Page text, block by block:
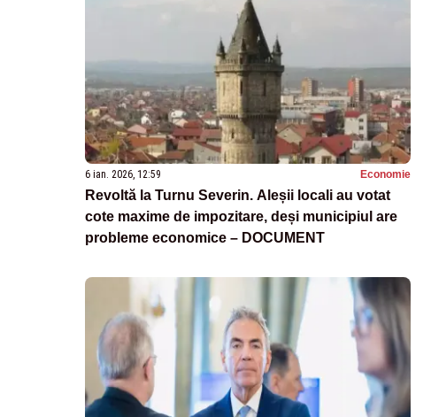
6 ian. 2026, 12:59 Economie
Revoltă la Turnu Severin. Aleșii locali au votat
cote maxime de impozitare, deși municipiul are
probleme economice – DOCUMENT